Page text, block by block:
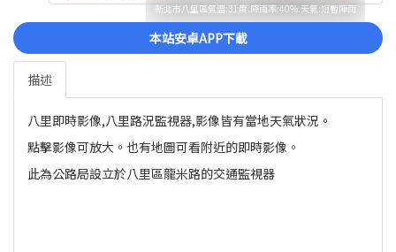
新北市八里區氣溫:31度.降雨率:40%.天氣:短暫陣雨
本站安卓APP下載
描述
八里即時影像,八里路況監視器,影像皆有當地天氣狀況。
點擊影像可放大。也有地圖可看附近的即時影像。
此為公路局設立於八里區龍米路的交通監視器